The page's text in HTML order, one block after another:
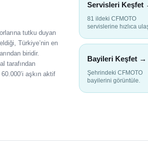
tutku duyan
Türkiye’nin en
biridir.
tarafından
aşkın aktif
Servisleri Keşfet
81 ildeki CFMOTO
servislerine hızlıca
Bayileri Keşfet →
Şehrindeki CFMOTO
bayilerini görüntüle.